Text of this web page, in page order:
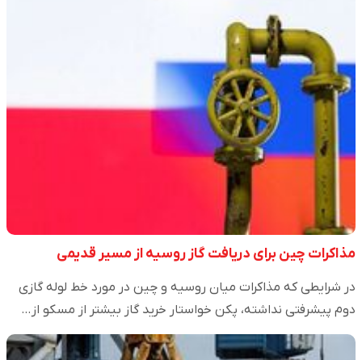
مذاکرات چین برای دریافت گاز روسیه از مسیر قدیمی
در شرایطی که مذاکرات میان روسیه و چین در مورد خط لوله گازی
دوم پیشرفتی نداشته، پکن خواستار خرید گاز بیشتر از مسکو از…